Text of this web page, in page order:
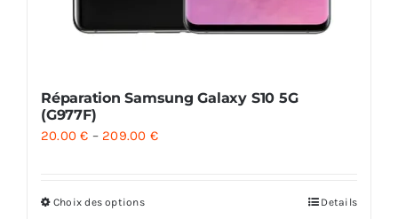
Réparation Samsung Galaxy S10 5G
(G977F)
20.00€ – 209.00 €
Choix des options Details